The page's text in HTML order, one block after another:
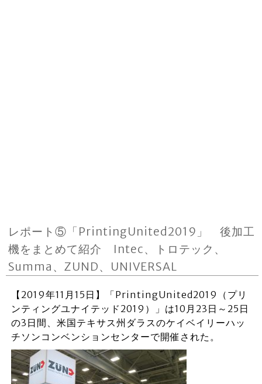
レポート⑤「PrintingUnited2019」 後加工
機をまとめて紹介 Intec、トロテック、
Summa、ZUND、UNIVERSAL
【2019年11月15日】「PrintingUnited2019（プリ
ンティングユナイテッド2019）」は10月23日～25日
の3日間、米国テキサス州ダラスのケイベイリーハッ
チソンコンベンションセンターで開催された。